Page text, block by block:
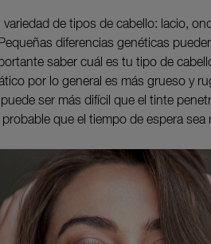
variedad de tipos de cabello: lacio,
diferencias genéticas
saber cuál es tu tipo de
por lo general es más grueso y
ser más difícil que el tinte
que el tiempo de espera sea